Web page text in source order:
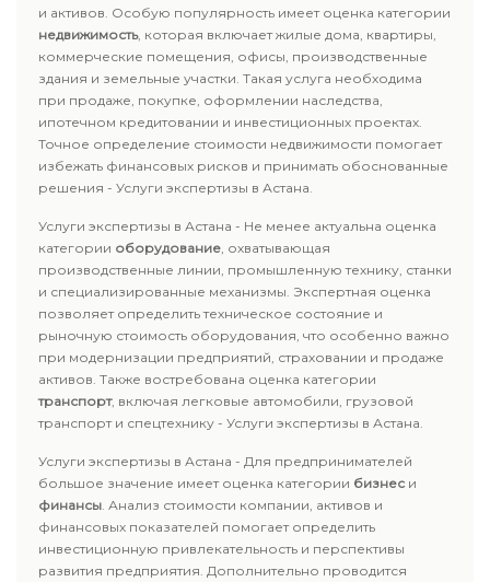
и активов. Особую популярность имеет оценка категории
недвижимость, которая включает жилые дома, квартиры,
коммерческие помещения, офисы, производственные
здания и земельные участки. Такая услуга необходима
при продаже, покупке, оформлении наследства,
ипотечном кредитовании и инвестиционных проектах.
Точное определение стоимости недвижимости помогает
избежать финансовых рисков и принимать обоснованные
решения - Услуги экспертизы в Астана.
Услуги экспертизы в Астана - Не менее актуальна оценка
категории оборудование, охватывающая
производственные линии, промышленную технику, станки
и специализированные механизмы. Экспертная оценка
позволяет определить техническое состояние и
рыночную стоимость оборудования, что особенно важно
при модернизации предприятий, страховании и продаже
активов. Также востребована оценка категории
транспорт, включая легковые автомобили, грузовой
транспорт и спецтехнику - Услуги экспертизы в Астана.
Услуги экспертизы в Астана - Для предпринимателей
большое значение имеет оценка категории бизнес и
финансы. Анализ стоимости компании, активов и
финансовых показателей помогает определить
инвестиционную привлекательность и перспективы
развития предприятия. Дополнительно проводится